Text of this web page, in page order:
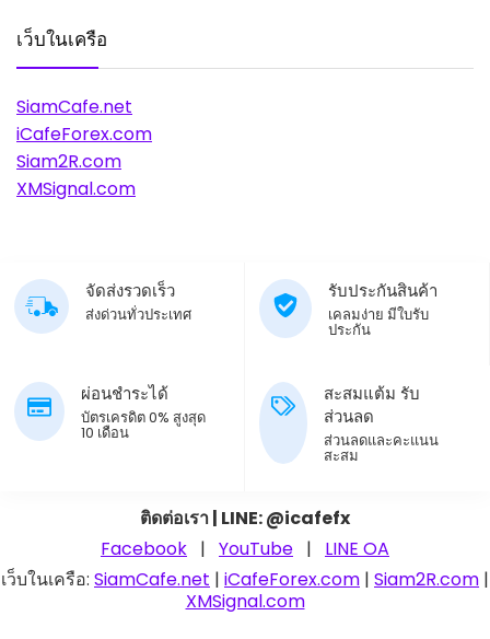
เว็บในเครือ
SiamCafe.net
iCafeForex.com
Siam2R.com
XMSignal.com
จัดส่งรวดเร็ว
ส่งด่วนทั่วประเทศ
รับประกันสินค้า
เคลมง่าย มีใบรับ
ประกัน
ผ่อนชำระได้
บัตรเครดิต 0% สูงสุด
10 เดือน
สะสมแต้ม รับ
ส่วนลด
ส่วนลดและคะแนน
สะสม
ติดต่อเรา | LINE: @icafefx
Facebook | YouTube |
LINE OA
เว็บในเครือ: SiamCafe.net | iCafeForex.com | Siam2R.com |
XMSignal.com